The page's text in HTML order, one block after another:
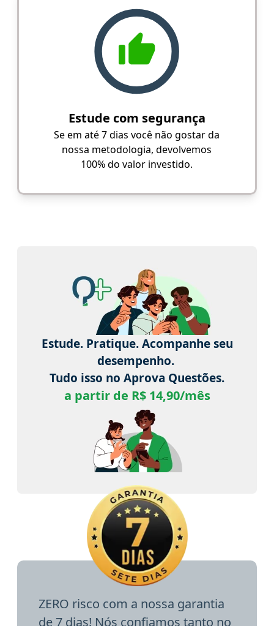
Estude com segurança
Se em até 7 dias você não gostar da
nossa metodologia, devolvemos
100% do valor investido.
Estude. Pratique. Acompanhe seu
desempenho.
Tudo isso no Aprova Questões.
a partir de R$ 14,90/mês
ZERO risco com a nossa garantia
de 7 dias! Nós confiamos tanto no